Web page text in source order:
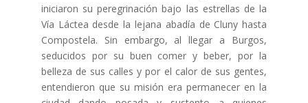
iniciaron su peregrinación bajo las estrellas de la
Vía Láctea desde la lejana abadía de Cluny hasta
Compostela. Sin embargo, al llegar a Burgos,
seducidos por su buen comer y beber, por la
belleza de sus calles y por el calor de sus gentes,
entendieron que su misión era permanecer en la